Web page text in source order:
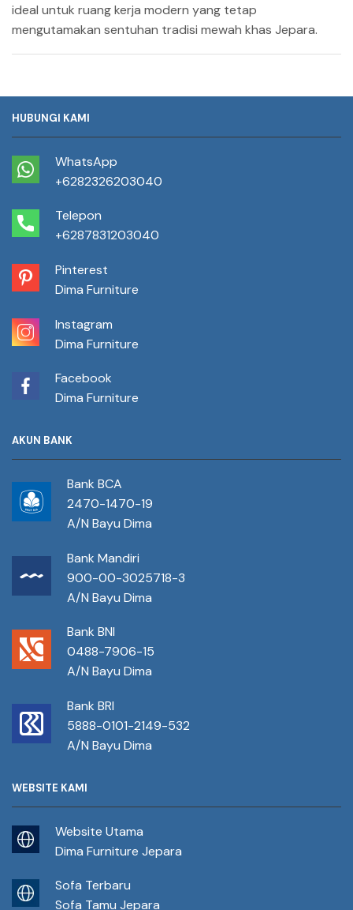
ideal untuk ruang kerja modern yang tetap
mengutamakan sentuhan tradisi mewah khas Jepara.
HUBUNGI KAMI
WhatsApp
+6282326203040
Telepon
+6287831203040
Pinterest
Dima Furniture
Instagram
Dima Furniture
Facebook
Dima Furniture
AKUN BANK
Bank BCA
2470-1470-19
A/N Bayu Dima
Bank Mandiri
900-00-3025718-3
A/N Bayu Dima
Bank BNI
0488-7906-15
A/N Bayu Dima
Bank BRI
5888-0101-2149-532
A/N Bayu Dima
WEBSITE KAMI
Website Utama
Dima Furniture Jepara
Sofa Terbaru
Sofa Tamu Jepara